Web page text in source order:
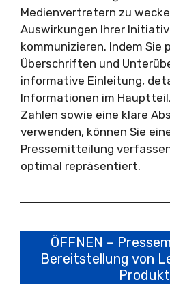
Medienvertretern zu
Auswirkungen Ihrer
kommunizieren. Indem Sie
Überschriften und
informative Einleitung,
Informationen im
Zahlen sowie eine klare
verwenden, können Sie
Pressemitteilung
optimal repräsentiert.
ÖFFNEN –
Bereitstellung von